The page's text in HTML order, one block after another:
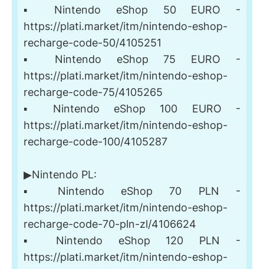
▪️ Nintendo eShop 50 EURO -
https://plati.market/itm/nintendo-eshop-
recharge-code-50/4105251
▪️ Nintendo eShop 75 EURO -
https://plati.market/itm/nintendo-eshop-
recharge-code-75/4105265
▪️ Nintendo eShop 100 EURO -
https://plati.market/itm/nintendo-eshop-
recharge-code-100/4105287
▶Nintendo PL:
▪️ Nintendo eShop 70 PLN -
https://plati.market/itm/nintendo-eshop-
recharge-code-70-pln-zl/4106624
▪️ Nintendo eShop 120 PLN -
https://plati.market/itm/nintendo-eshop-